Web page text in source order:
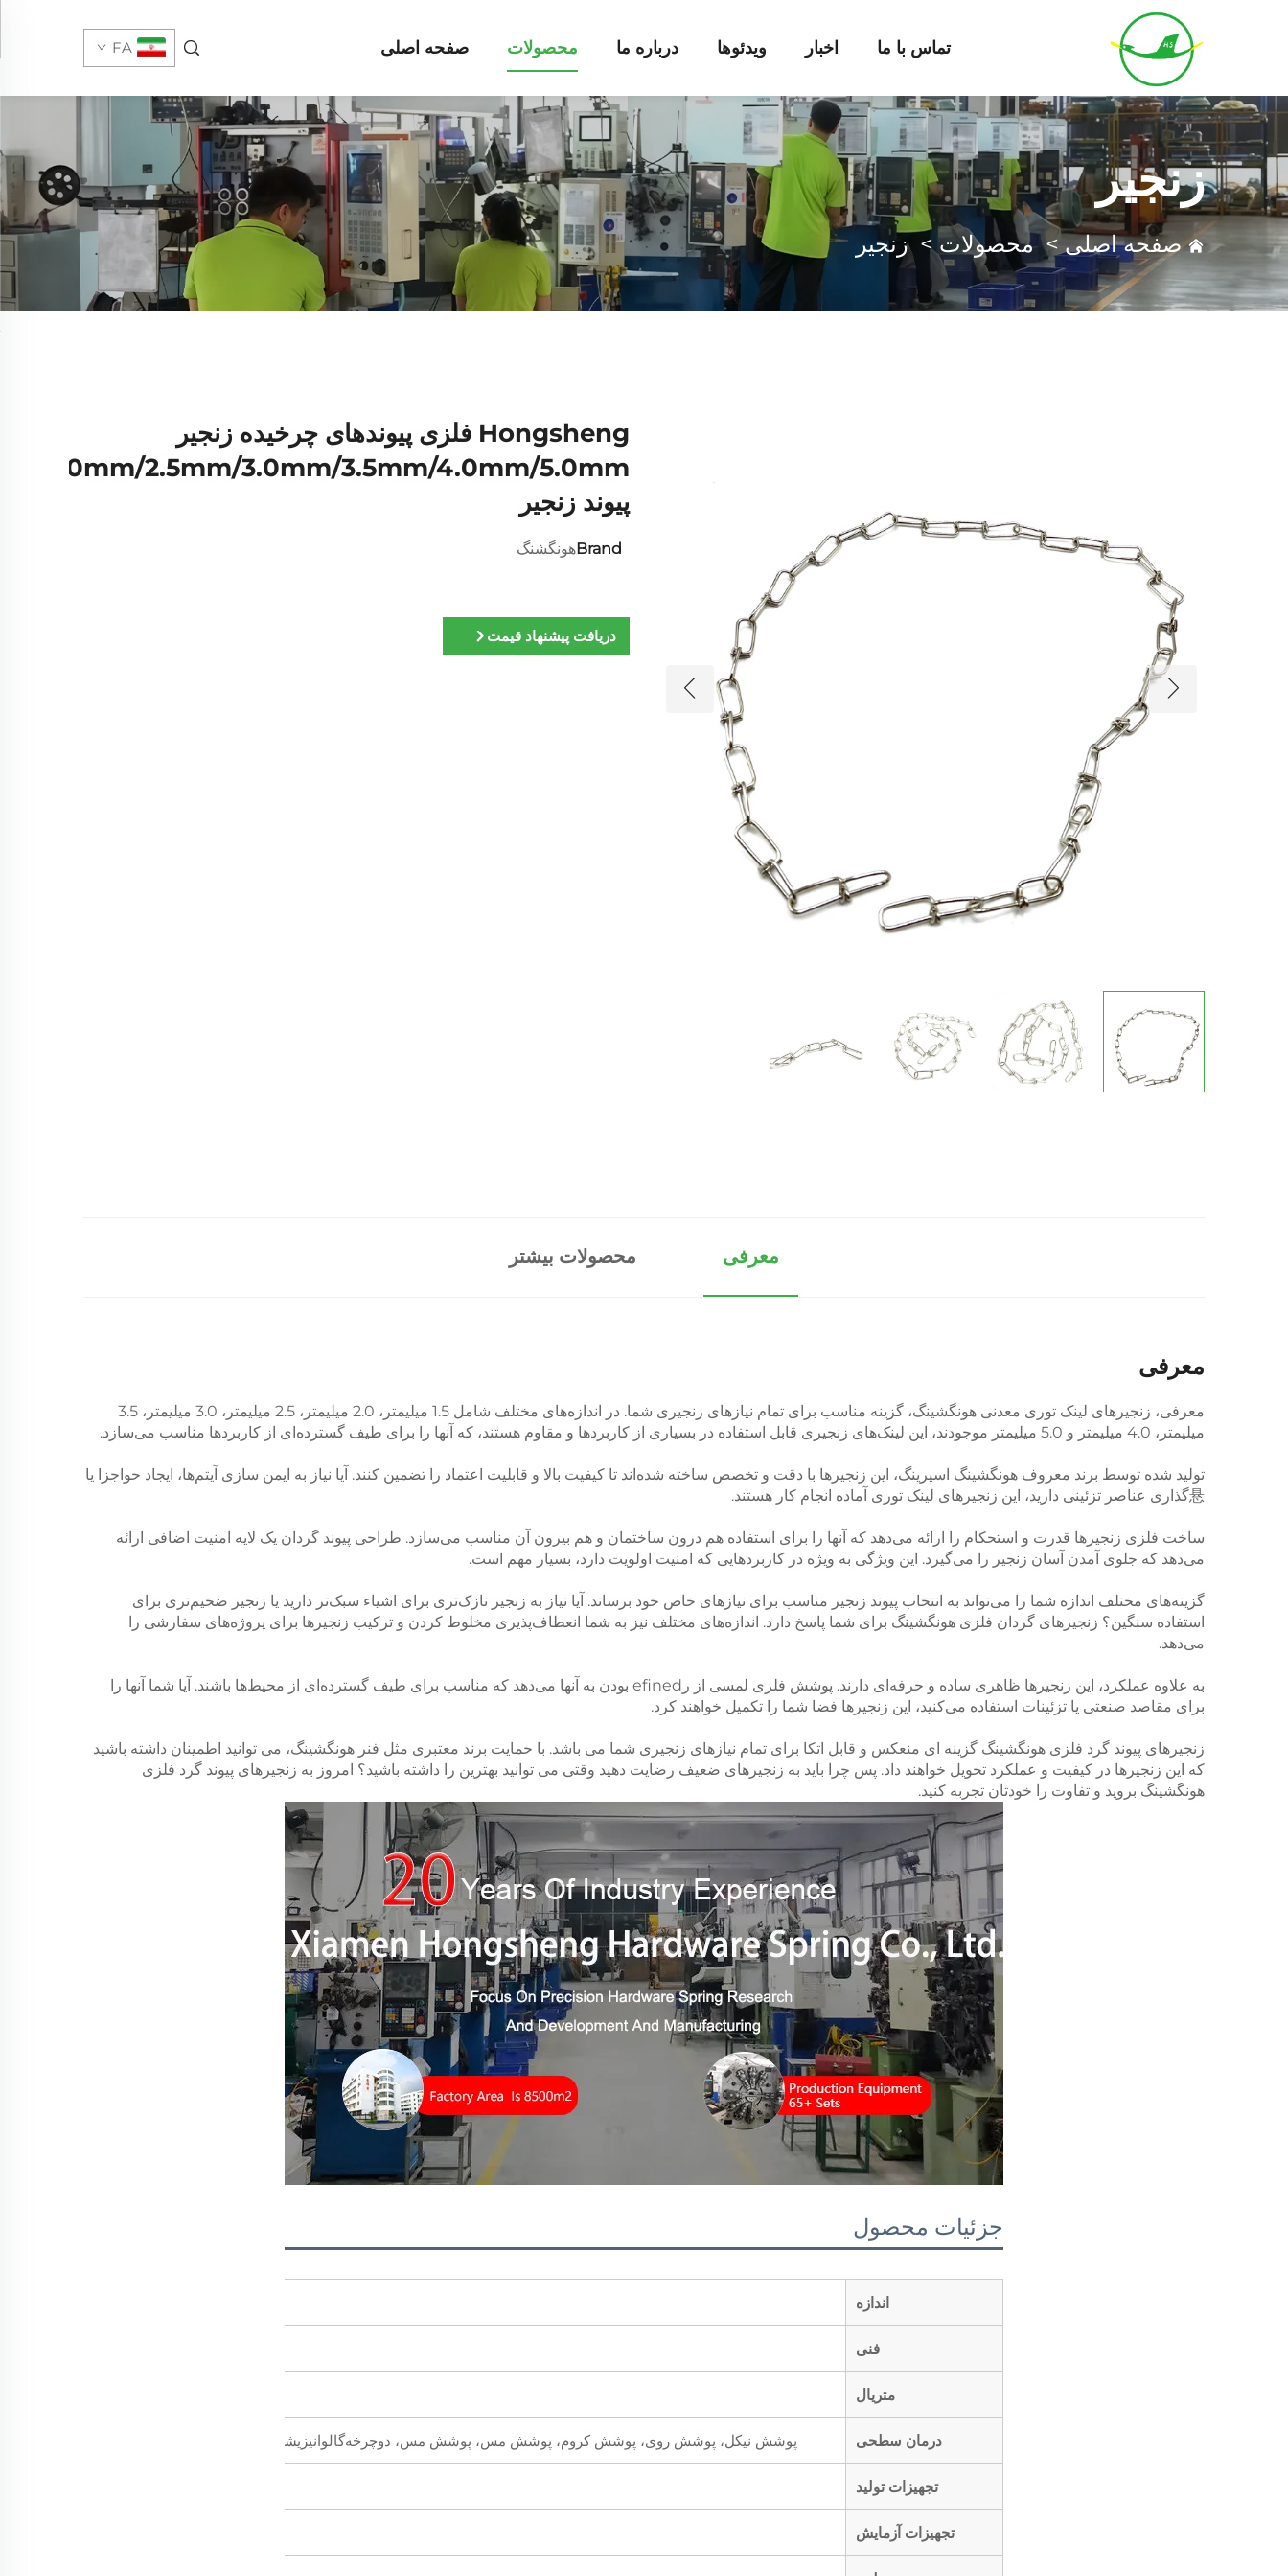
صفحه اصلی محصولات درباره ما ویدئوها اخبار تماس با ما FA
زنجیر
صفحه اصلی>محصولات>زنجیر
Hongsheng فلزی پیوندهای چرخیده زنجیر
2.0mm/2.5mm/3.0mm/3.5mm/4.0mm/5.0mm
پیوند زنجیر
Brandهونگشنگ
دریافت پیشنهاد قیمت
معرفی محصولات بیشتر
معرفی
معرفی، زنجیرهای لینک توری معدنی هونگشینگ، گزینه مناسب برای تمام نیازهای زنجیری شما. در اندازه‌های مختلف شامل 1.5 میلیمتر، 2.0 میلیمتر، 2.5 میلیمتر، 3.0 میلیمتر، 3.5
میلیمتر، 4.0 میلیمتر و 5.0 میلیمتر موجودند، این لینک‌های زنجیری قابل استفاده در بسیاری از کاربردها و مقاوم هستند، که آنها را برای طیف گسترده‌ای از کاربردها مناسب می‌سازد.
تولید شده توسط برند معروف هونگشینگ اسپرینگ، این زنجیرها با دقت و تخصص ساخته شده‌اند تا کیفیت بالا و قابلیت اعتماد را تضمین کنند. آیا نیاز به ایمن سازی آیتم‌ها، ایجاد حواجزا یا
悬گذاری عناصر تزئینی دارید، این زنجیرهای لینک توری آماده انجام کار هستند.
ساخت فلزی زنجیرها قدرت و استحکام را ارائه می‌دهد که آنها را برای استفاده هم درون ساختمان و هم بیرون آن مناسب می‌سازد. طراحی پیوند گردان یک لایه امنیت اضافی ارائه
می‌دهد که جلوی آمدن آسان زنجیر را می‌گیرد. این ویژگی به ویژه در کاربردهایی که امنیت اولویت دارد، بسیار مهم است.
گزینه‌های مختلف اندازه شما را می‌تواند به انتخاب پیوند زنجیر مناسب برای نیازهای خاص خود برساند. آیا نیاز به زنجیر نازک‌تری برای اشیاء سبک‌تر دارید یا زنجیر ضخیم‌تری برای
استفاده سنگین؟ زنجیرهای گردان فلزی هونگشینگ برای شما پاسخ دارد. اندازه‌های مختلف نیز به شما انعطاف‌پذیری مخلوط کردن و ترکیب زنجیرها برای پروژه‌های سفارشی را
می‌دهد.
به علاوه عملکرد، این زنجیرها ظاهری ساده و حرفه‌ای دارند. پوشش فلزی لمسی از رefined بودن به آنها می‌دهد که مناسب برای طیف گسترده‌ای از محیط‌ها باشند. آیا شما آنها را
برای مقاصد صنعتی یا تزئینات استفاده می‌کنید، این زنجیرها فضا شما را تکمیل خواهند کرد.
زنجیرهای پیوند گرد فلزی هونگشینگ گزینه ای منعکس و قابل اتکا برای تمام نیازهای زنجیری شما می باشد. با حمایت برند معتبری مثل فنر هونگشینگ، می توانید اطمینان داشته باشید
که این زنجیرها در کیفیت و عملکرد تحویل خواهند داد. پس چرا باید به زنجیرهای ضعیف رضایت دهید وقتی می توانید بهترین را داشته باشید؟ امروز به زنجیرهای پیوند گرد فلزی
هونگشینگ بروید و تفاوت را خودتان تجربه کنید.
جزئیات محصول
اندازه
فنی
متریال
درمان سطحی پوشش نیکل، پوشش روی، پوشش کروم، پوشش مس، پوشش مس، دوچرخه‌گالوانیزیشن، پوشش اکسید سیاه، رنگ‌آمیزی، زینک‌پوشش رنگی،
تجهیزات تولید
تجهیزات آزمایش